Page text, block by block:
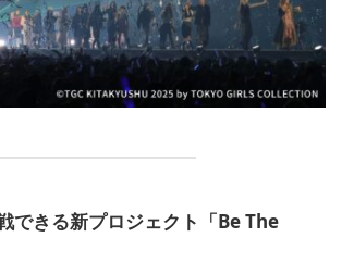
できる新プロジェクト「Be The